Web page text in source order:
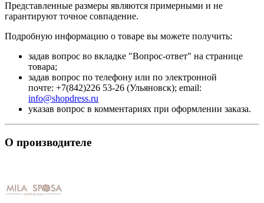
Представленные размеры являются примерными и не
гарантируют точное совпадение.
Подробную информацию о товаре вы можете получить:
задав вопрос во вкладке "Вопрос-ответ" на странице
товара;
задав вопрос по телефону или по электронной
почте: +7(842)226 53-26 (Ульяновск); email:
info@shopdress.ru
указав вопрос в комментариях при оформлении заказа.
О производителе